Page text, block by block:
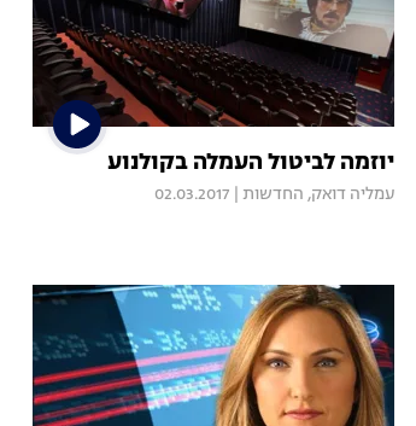
יוזמה לביטול העמלה בקולנוע
עמליה דואק, החדשות 02.03.2017